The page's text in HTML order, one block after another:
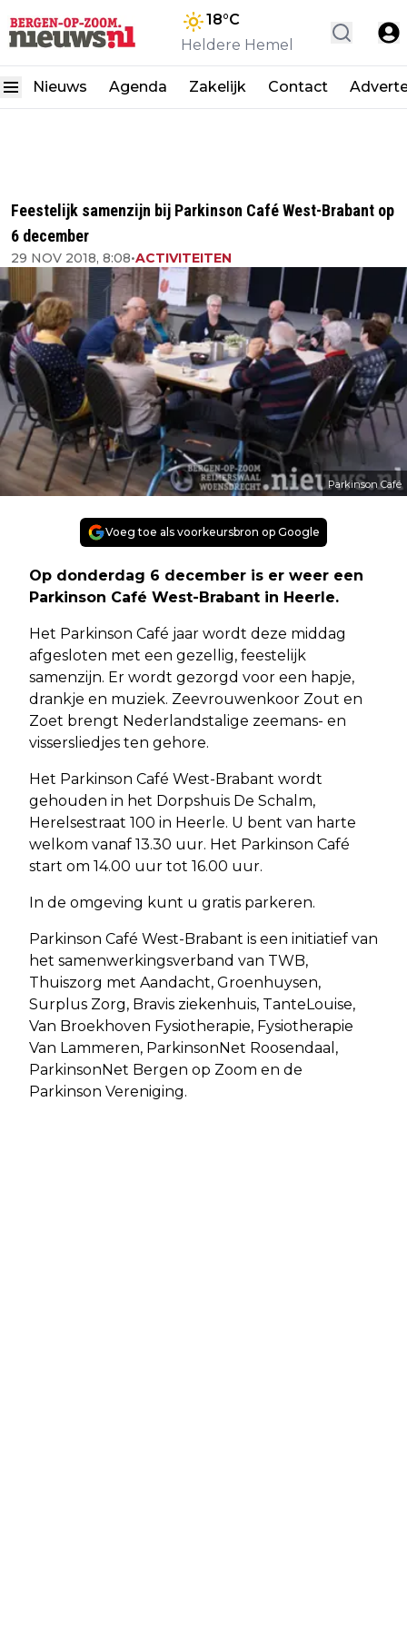
18°C
Heldere Hemel
Nieuws Agenda Zakelijk Contact
Feestelijk samenzijn bij Parkinson Café West-Brabant op
6 december
29 NOV 2018, 8:08•ACTIVITEITEN
Parkinson Café
Voeg toe als voorkeursbron op Google
Op donderdag 6 december is er weer een
Parkinson Café West-Brabant in Heerle.
Het Parkinson Café jaar wordt deze middag
afgesloten met een gezellig, feestelijk
samenzijn. Er wordt gezorgd voor een hapje,
drankje en muziek. Zeevrouwenkoor Zout en
Zoet brengt Nederlandstalige zeemans- en
vissersliedjes ten gehore.
Het Parkinson Café West-Brabant wordt
gehouden in het Dorpshuis De Schalm,
Herelsestraat 100 in Heerle. U bent van harte
welkom vanaf 13.30 uur. Het Parkinson Café
start om 14.00 uur tot 16.00 uur.
In de omgeving kunt u gratis parkeren.
Parkinson Café West-Brabant is een initiatief van
het samenwerkingsverband van TWB,
Thuiszorg met Aandacht, Groenhuysen,
Surplus Zorg, Bravis ziekenhuis, TanteLouise,
Van Broekhoven Fysiotherapie, Fysiotherapie
Van Lammeren, ParkinsonNet Roosendaal,
ParkinsonNet Bergen op Zoom en de
Parkinson Vereniging.